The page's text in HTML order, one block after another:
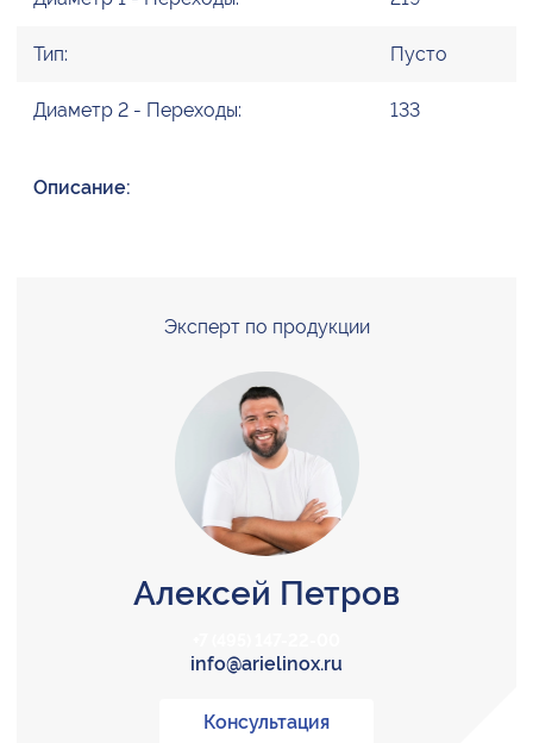
Тип: Пусто
Диаметр 2 - Переходы: 133
Описание:
Эксперт по продукции
Алексей Петров
info@arielinox.ru
Консультация